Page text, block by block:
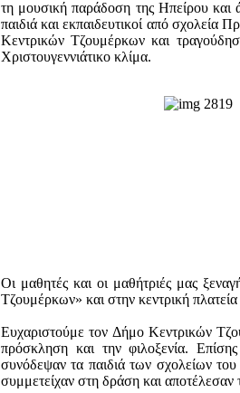
τη μουσική παράδοση της Ηπείρου και
παιδιά και εκπαιδευτικοί από σχολεία
Κεντρικών Τζουμέρκων και
Χριστουγεννιάτικο κλίμα.
Οι μαθητές και οι μαθήτριές μας
Τζουμέρκων» και στην κεντρική
Ευχαριστούμε τον Δήμο Κεντρικών
πρόσκληση και την φιλοξενία.
συνόδεψαν τα παιδιά των σχολείων
συμμετείχαν στη δράση και αποτέλεσαν